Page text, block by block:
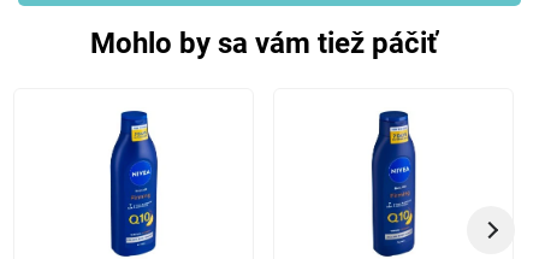
Mohlo by sa vám tiež páčiť